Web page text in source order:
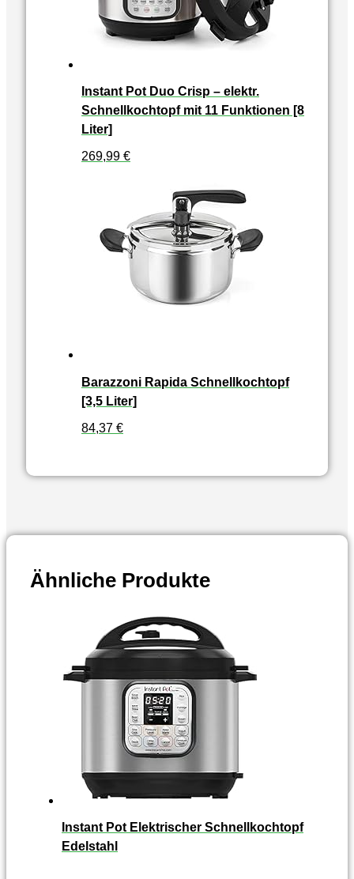
Instant Pot Duo Crisp – elektr.
Schnellkochtopf mit 11 Funktionen [8
Liter]
269,99 €
Barazzoni Rapida Schnellkochtopf
[3,5 Liter]
84,37 €
Ähnliche Produkte
Instant Pot Elektrischer Schnellkochtopf
Edelstahl